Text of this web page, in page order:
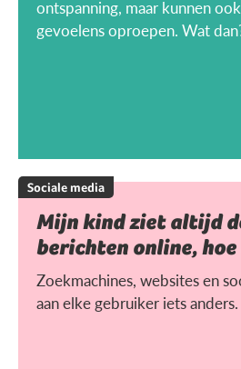
ontspanning, maar kunnen
gevoelens oproepen. Wat
Sociale media
Mijn kind ziet altijd
berichten online,
Zoekmachines, websites en
aan elke gebruiker iets